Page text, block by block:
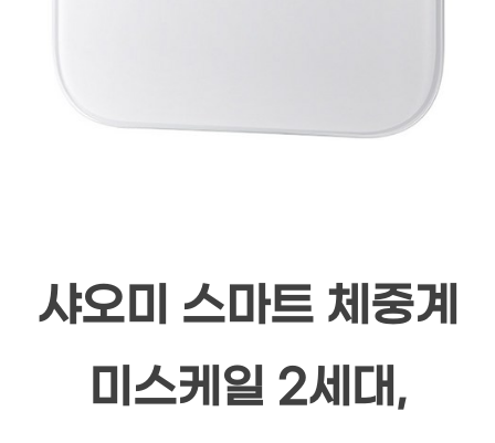
샤오미 스마트 체중계
미스케일 2세대,